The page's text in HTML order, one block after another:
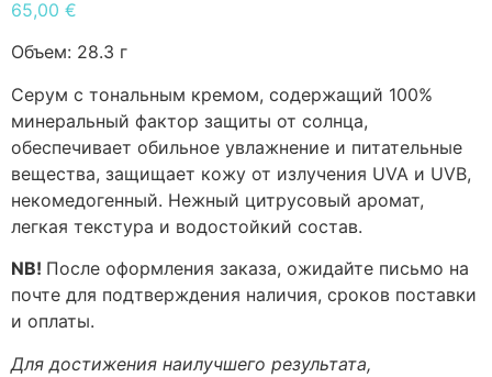
65,00 €
Объем: 28.3 г
Серум с тональным кремом, содержащий 100%
минеральный фактор защиты от солнца,
обеспечивает обильное увлажнение и питательные
вещества, защищает кожу от излучения UVA и UVB,
некомедогенный. Нежный цитрусовый аромат,
легкая текстура и водостойкий состав.
NB! После оформления заказа, ожидайте письмо на
почте для подтверждения наличия, сроков поставки
и оплаты.
Для достижения наилучшего результата,